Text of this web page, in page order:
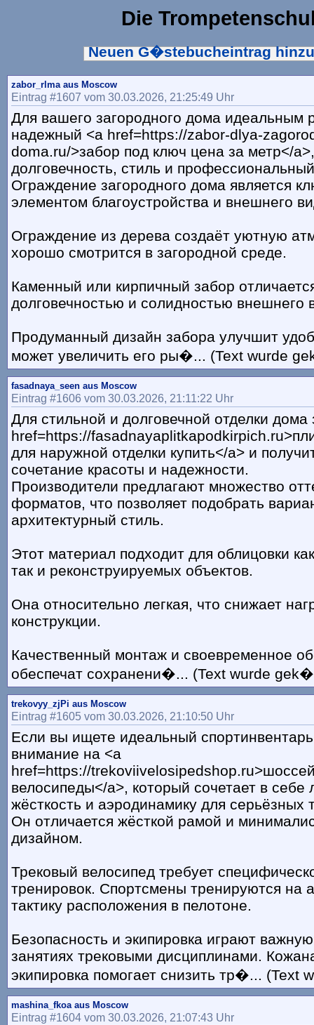
Die
Neuen G�stebucheintrag
zabor_rlma aus Moscow
Eintrag #1607 vom 30.03.2026, 21:25:49 Uhr
Для вашего загородного дома идеальным
надежный <a href=https://zabor-dlya-
doma.ru/>забор под ключ цена за метр</
долговечность, стиль и
Ограждение загородного дома является
элементом благоустройства и внешнего
Ограждение из дерева создаёт уютную
хорошо смотрится в загородной среде.
Каменный или кирпичный забор
долговечностью и солидностью внешнего
Продуманный дизайн забора улучшит
может увеличить его ры�... (Text wurde
fasadnaya_seen aus Moscow
Eintrag #1606 vom 30.03.2026, 21:11:22 Uhr
Для стильной и долговечной отделки дома
href=https://
для наружной отделки купить</a> и
сочетание красоты и надежности.
Производители предлагают множество
форматов, что позволяет подобрать
архитектурный стиль.
Этот материал подходит для облицовки
так и реконструируемых объектов.
Она относительно легкая, что снижает
конструкции.
Качественный монтаж и своевременное
обеспечат сохранени�... (Text wurde
trekovyy_zjPi aus Moscow
Eintrag #1605 vom 30.03.2026, 21:10:50 Uhr
Если вы ищете идеальный
внимание на <a
href=https://
велосипеды</a>, который сочетает в себе
жёсткость и аэродинамику для серьёзных
Он отличается жёсткой рамой и
дизайном.
Трековый велосипед требует
тренировок. Спортсмены тренируются на
тактику расположения в пелотоне.
Безопасность и экипировка играют
занятиях трековыми дисциплинами.
экипировка помогает снизить тр�... (Text
mashina_fkoa aus Moscow
Eintrag #1604 vom 30.03.2026, 21:07:43 Uhr